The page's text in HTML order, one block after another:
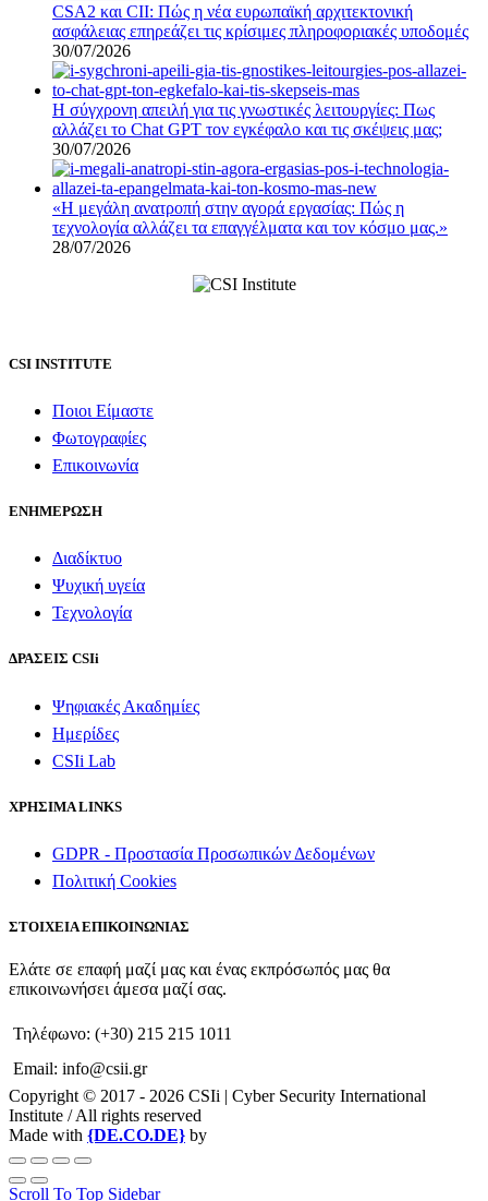
CSA2 και CII: Πώς η νέα ευρωπαϊκή αρχιτεκτονική
ασφάλειας επηρεάζει τις κρίσιμες πληροφοριακές υποδομές
30/07/2026
Η σύγχρονη απειλή για τις γνωστικές λειτουργίες: Πως
αλλάζει το Chat GPT τον εγκέφαλο και τις σκέψεις μας;
30/07/2026
«Η μεγάλη ανατροπή στην αγορά εργασίας: Πώς η
τεχνολογία αλλάζει τα επαγγέλματα και τον κόσμο μας.»
28/07/2026
CSI INSTITUTE
Ποιοι Είμαστε
Φωτογραφίες
Επικοινωνία
ΕΝΗΜΕΡΩΣΗ
Διαδίκτυο
Ψυχική υγεία
Τεχνολογία
ΔΡΑΣΕΙΣ CSIi
Ψηφιακές Ακαδημίες
Ημερίδες
CSIi Lab
ΧΡΗΣΙΜΑ LINKS
GDPR - Προστασία Προσωπικών Δεδομένων
Πολιτική Cookies
ΣΤΟΙΧΕΙΑ ΕΠΙΚΟΙΝΩΝΙΑΣ
Ελάτε σε επαφή μαζί μας και ένας εκπρόσωπός μας θα
επικοινωνήσει άμεσα μαζί σας.
Τηλέφωνο: (+30) 215 215 1011
Email: info@csii.gr
Copyright © 2017 - 2026 CSIi | Cyber Security International
Institute / All rights reserved
Made with {DE.CO.DE} by
Scroll To Top Sidebar